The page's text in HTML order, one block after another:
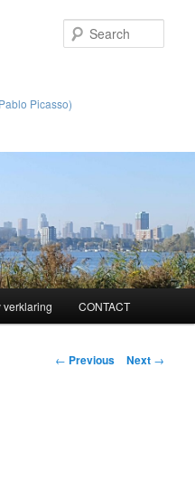
Picasso)
verklaring CONTACT
Post
← Previous Next →